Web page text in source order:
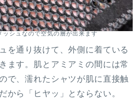
ッシュなので空気の層が出来ます
を通り抜けて、外側に着ている
ます。肌とアミアミの間には常
で、濡れたシャツが肌に直接触
から「ヒヤッ」とならない。